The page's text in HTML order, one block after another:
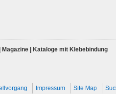
| Kataloge mit Klebebindung
Impressum Site Map